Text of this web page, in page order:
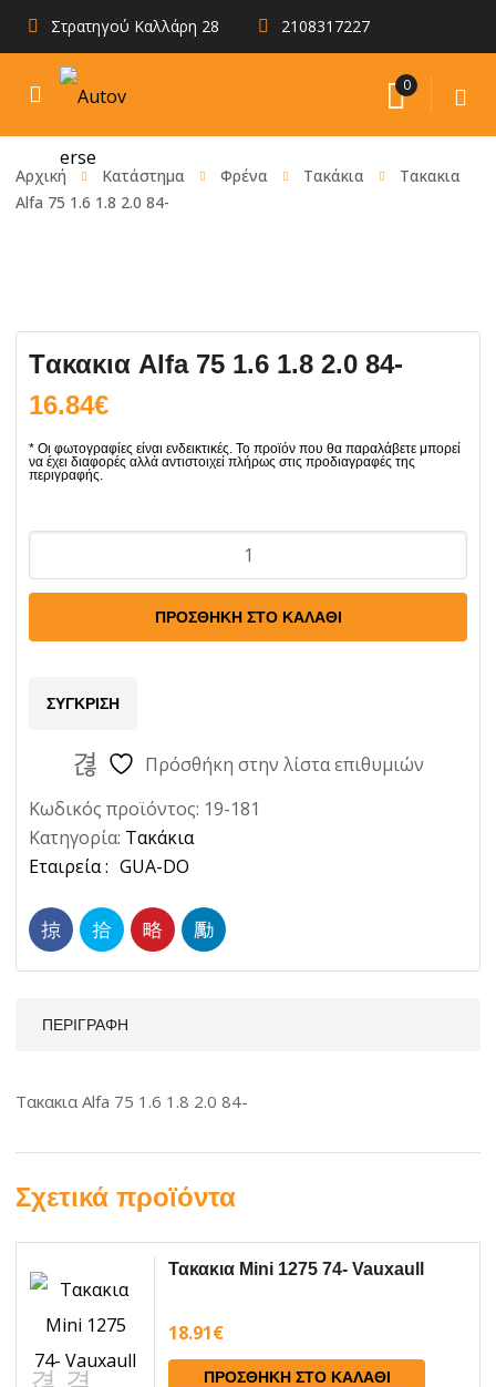
Στρατηγού Καλλάρη 28 2108317227
0
Αρχική Κατάστημα Φρένα Τακάκια
Tακακια
Alfa 75 1.6 1.8 2.0 84-
Tακακια Alfa 75 1.6 1.8 2.0 84-
16.84€
Alfa
1.6
2.0
Ποσότητα
ΠΡΟΣΘΉΚΗ ΣΤΟ ΚΑΛΆΘΙ
ΣΎΓΚΡΙΣΗ
Πρόσθήκη στην λίστα επιθυμιών
Κωδικός προϊόντος: 19-181
Κατηγορία: Τακάκια
Ετικέτα:
GUA-DO
ΠΕΡΙΓΡΑΦΉ
Tακακια Alfa 75 1.6 1.8 2.0 84-
Σχετικά προϊόντα
Τακακια Mini 1275 74- Vauxaull
18.91€
ΠΡΟΣΘΉΚΗ ΣΤΟ ΚΑΛΆΘΙ